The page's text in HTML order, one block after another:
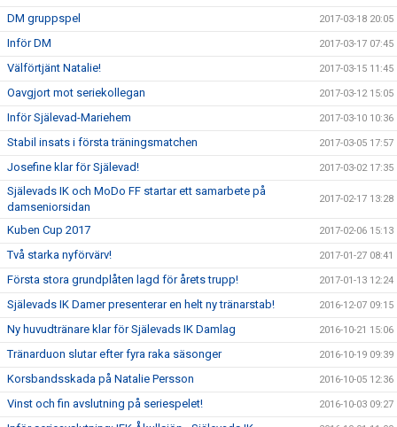
DM gruppspel 2017-03-18 20:05
Inför DM 2017-03-17 07:45
Välförtjänt Natalie! 2017-03-15 11:45
Oavgjort mot seriekollegan 2017-03-12 15:05
Inför Själevad-Mariehem 2017-03-10 10:36
Stabil insats i första träningsmatchen 2017-03-05 17:57
Josefine klar för Själevad! 2017-03-02 17:35
Själevads IK och MoDo FF startar ett samarbete på
damseniorsidan
2017-02-17 13:28
Kuben Cup 2017 2017-02-06 15:13
Två starka nyförvärv! 2017-01-27 08:41
Första stora grundplåten lagd för årets trupp! 2017-01-13 12:24
Själevads IK Damer presenterar en helt ny tränarstab! 2016-12-07 09:15
Ny huvudtränare klar för Själevads IK Damlag 2016-10-21 15:06
Tränarduon slutar efter fyra raka säsonger 2016-10-19 09:39
Korsbandsskada på Natalie Persson 2016-10-05 12:36
Vinst och fin avslutning på seriespelet! 2016-10-03 09:27